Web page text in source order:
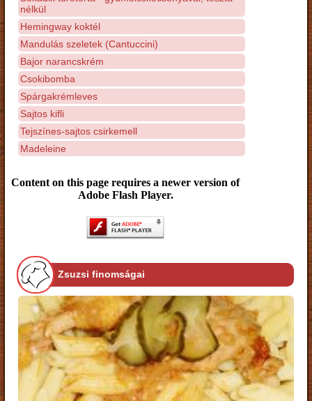
nélkül
Hemingway koktél
Mandulás szeletek (Cantuccini)
Bajor narancskrém
Csokibomba
Spárgakrémleves
Sajtos kifli
Tejszínes-sajtos csirkemell
Madeleine
Content on this page requires a newer version of
Adobe Flash Player.
Zsuzsi finomságai